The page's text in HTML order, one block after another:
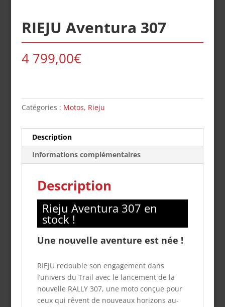
RIEJU Aventura 307
4 799,00€
Catégories : Motos, Rieju
Description
Informations complémentaires
Description
Rieju Aventura 307 en
stock !
Une nouvelle aventure est née !
RIEJU redouble son engagement dans
l’univers du Trail avec le lancement de la
nouvelle RALLY 307, une moto conçue pour
ceux qui rêvent de nouveaux horizons au-